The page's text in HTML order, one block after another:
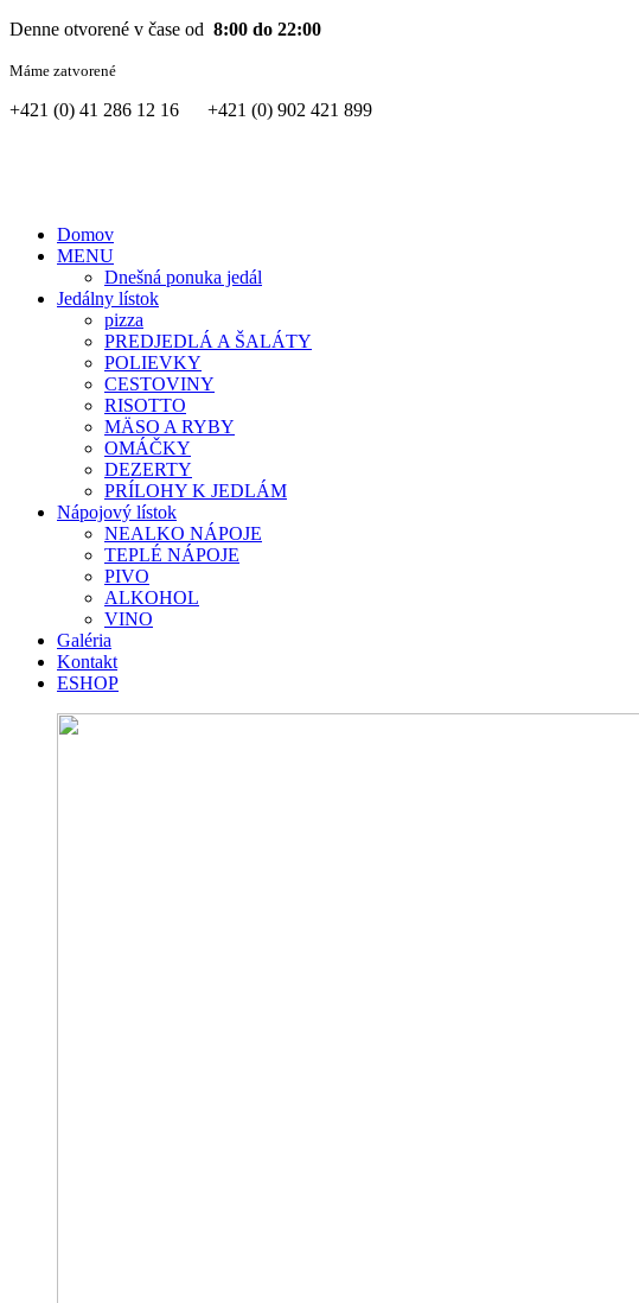
Denne otvorené v čase od 8:00 do 22:00
Máme zatvorené
+421 (0) 41 286 12 16 +421 (0) 902 421 899
Domov
MENU
Dnešná ponuka jedál
Jedálny lístok
pizza
PREDJEDLÁ A ŠALÁTY
POLIEVKY
CESTOVINY
RISOTTO
MÄSO A RYBY
OMÁČKY
DEZERTY
PRÍLOHY K JEDLÁM
Nápojový lístok
NEALKO NÁPOJE
TEPLÉ NÁPOJE
PIVO
ALKOHOL
VINO
Galéria
Kontakt
ESHOP